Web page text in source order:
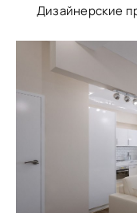
Дизайнерские